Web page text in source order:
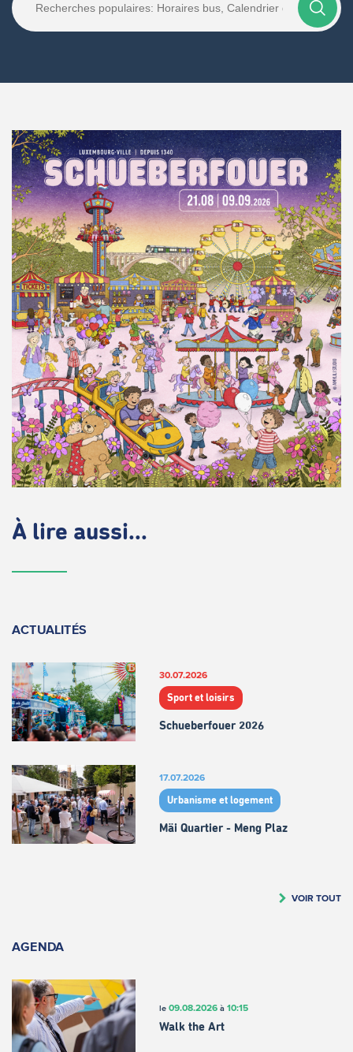
À lire aussi...
ACTUALITÉS
30.07.2026
Sport et loisirs
Schueberfouer 2026
17.07.2026
Urbanisme et logement
Mäi Quartier - Meng Plaz
VOIR TOUT
AGENDA
le 09.08.2026à 10:15
Walk the Art